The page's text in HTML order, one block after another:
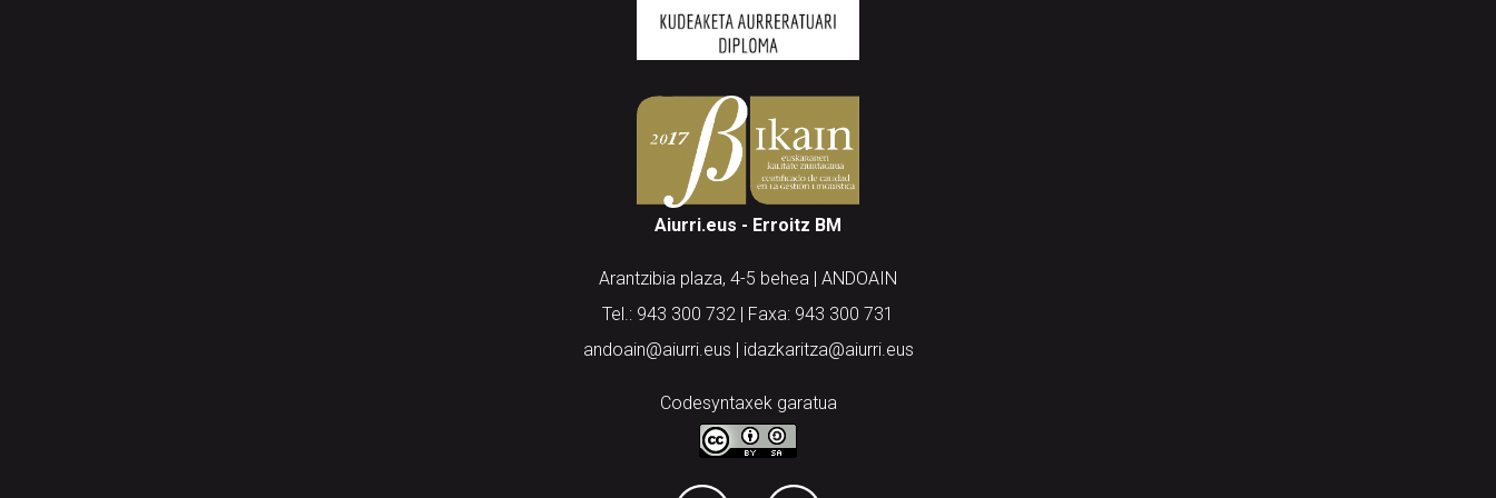
Aiurri.eus - Erroitz BM
Arantzibia plaza, 4-5 behea | ANDOAIN
Tel.: 943 300 732 | Faxa: 943 300 731
andoain@aiurri.eus | idazkaritza@aiurri.eus
Codesyntaxek garatua